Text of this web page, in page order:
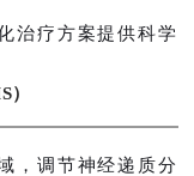
治疗方案提供科学
）
，调节神经递质分